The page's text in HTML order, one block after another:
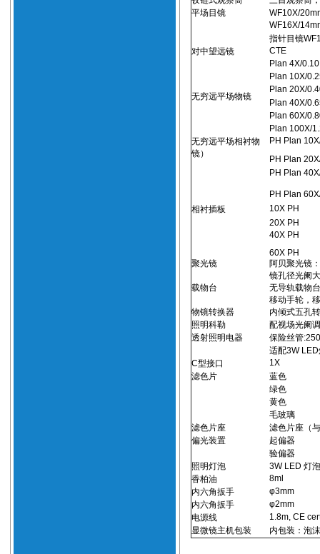
平场目镜
WF10X/
WF16X/
指针目镜
对中望远镜
CTE
无穷远平场物镜
Plan 4X/
Plan 10X/
Plan 20X/
Plan 40X/
Plan 60X/
Plan 100X/
无穷远平场相衬物
镜）
PH Plan
PH Plan
PH Plan
PH Plan
相衬插板
10X PH
20X PH
40X PH
60X PH
聚光镜
阿贝聚光镜
镜孔径光阑
载物台
无导轨载物
移动手轮，
物镜转换器
内倾式五孔
照明科勒
配视场光阑
透射照明电器
保险丝管
适配3W
C型接口
1X
滤色片
蓝色
绿色
黄色
毛玻璃
滤色片座
滤色片座（
偏光装置
起偏器
验偏器
照明灯泡
3W LED 灯泡
香柏油
8ml
内六角扳手
φ3mm
内六角扳手
φ2mm
电源线
1.8m, CE
显微镜主机包装
内包装：泡